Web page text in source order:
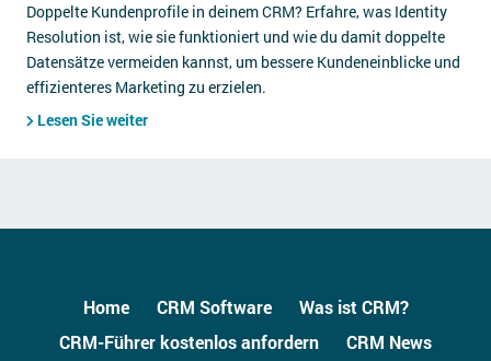
Doppelte Kundenprofile in deinem CRM? Erfahre, was Identity
Resolution ist, wie sie funktioniert und wie du damit doppelte
Datensätze vermeiden kannst, um bessere Kundeneinblicke und
effizienteres Marketing zu erzielen.
Lesen Sie weiter
Home CRM Software
Was ist CRM?
CRM-Führer kostenlos anfordern
CRM News